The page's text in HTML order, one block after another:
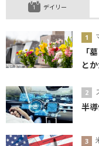
デイリー
「
と
半